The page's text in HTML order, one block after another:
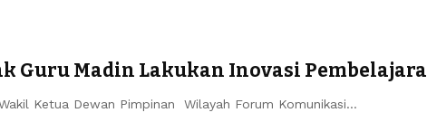
Guru Madin Lakukan Inovasi
Ketua Dewan Pimpinan Wilayah Forum Komunikasi…